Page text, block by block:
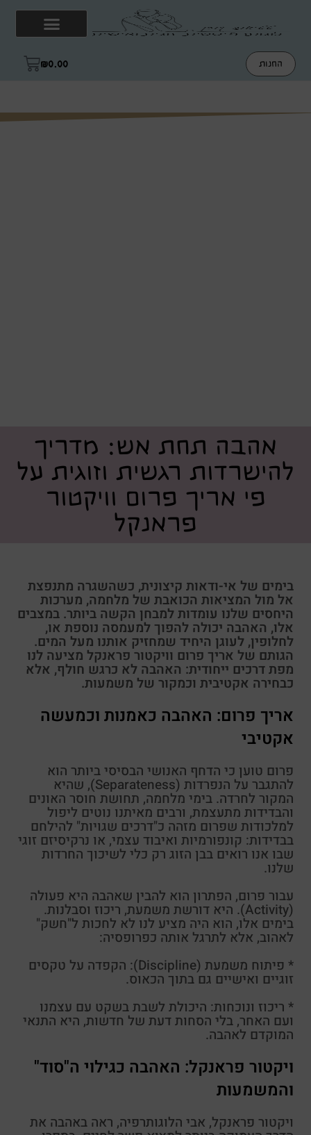
החנות ₪0.00
אהבה תחת אש: מדריך
להישרדות רגשית וזוגית על
פי אריך פרום וויקטור
פראנקל
בימים של אי-ודאות קיצונית, כשהשגרה מתנפצת
אל מול המציאות הכואבת של מלחמה, מערכות
היחסים שלנו עומדות למבחן הקשה ביותר. במצבים
אלו, האהבה יכולה להפוך למעמסה נוספת או,
לחלופין, לעוגן היחיד שמחזיק אותנו מעל המים.
הגותם של אריך פרום וויקטור פראנקל מציעה לנו
מפת דרכים ייחודית: האהבה לא כרגש חולף, אלא
כבחירה אקטיבית וכמקור של משמעות.
אריך פרום: האהבה כאמנות וכמעשה
אקטיבי
פרום טוען כי הדחף האנושי הבסיסי ביותר הוא
להתגבר על הנפרדות (Separateness), שהיא
המקור לחרדה. בימי מלחמה, תחושת חוסר האונים
והבדידות מתעצמת, ורבים מאיתנו נוטים ליפול
למלכודות שפרום מזהה כ"דרכים שגויות" להילחם
בבדידות: קונפורמיות ואיבוד עצמי, או נרקיסיזם זוגי
שבו אנו רואים בבן הזוג רק כלי לשיכוך החרדות
שלנו.
עבור פרום, הפתרון הוא להבין שאהבה היא פעולה
(Activity). היא דורשת משמעת, ריכוז וסבלנות.
בימים אלו, הוא היה מציע לנו לא לחכות ל"חשק"
לאהוב, אלא לתרגל אותה כפרופסיה:
* פיתוח משמעת (Discipline): הקפדה על טקסים
זוגיים ואישיים גם בתוך הכאוס.
* ריכוז ונוכחות: היכולת לשבת בשקט עם עצמנו
ועם האחר, בלי הסחות דעת של חדשות, היא התנאי
המוקדם לאהבה.
ויקטור פראנקל: האהבה כגילוי ה"סוד"
והמשמעות
ויקטור פראנקל, אבי הלוגותרפיה, ראה באהבה את